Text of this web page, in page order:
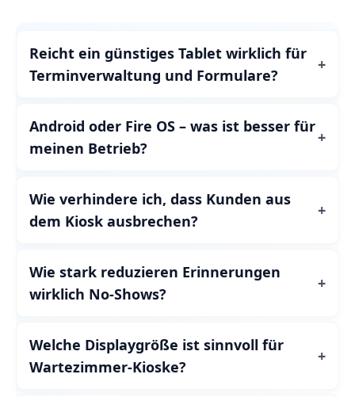
Reicht ein günstiges Tablet wirklich für
Terminverwaltung und Formulare?
Android oder Fire OS – was ist besser für
meinen Betrieb?
Wie verhindere ich, dass Kunden aus
dem Kiosk ausbrechen?
Wie stark reduzieren Erinnerungen
wirklich No‑Shows?
Welche Displaygröße ist sinnvoll für
Wartezimmer‑Kioske?